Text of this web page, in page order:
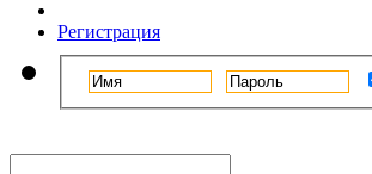
Регистрация